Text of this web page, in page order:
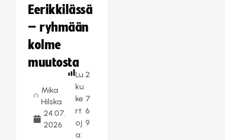
Eerikkilässä
– ryhmään
kolme
muutosta
Mika
Hilska
24.07.
2026
Lu
ku
ke
rt
oj
a:
2
7
6
9